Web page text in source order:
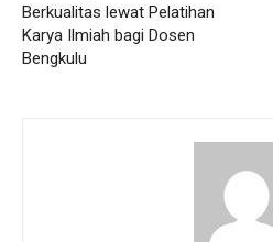
Berkualitas lewat Pelatihan
Karya Ilmiah bagi Dosen
Bengkulu